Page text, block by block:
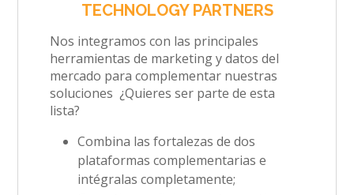
TECHNOLOGY PARTNERS
Nos integramos con las principales
herramientas de marketing y datos del
mercado para complementar nuestras
soluciones ¿Quieres ser parte de esta
lista?
Combina las fortalezas de dos
plataformas complementarias e
intégralas completamente;